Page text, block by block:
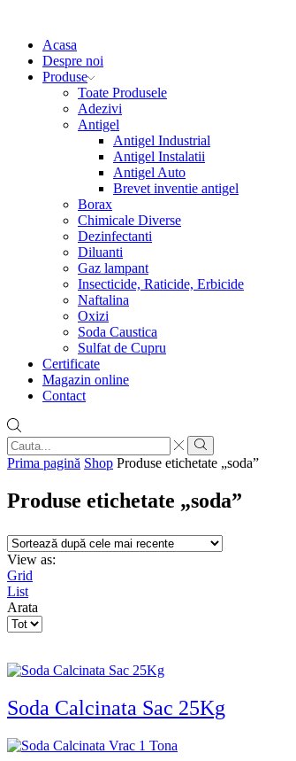
Acasa
Despre noi
Produse
Toate Produsele
Adezivi
Antigel
Antigel Industrial
Antigel Instalatii
Antigel Auto
Brevet inventie antigel
Borax
Chimicale Diverse
Dezinfectanti
Diluanti
Gaz lampant
Insecticide, Raticide, Erbicide
Naftalina
Oxizi
Soda Caustica
Sulfat de Cupru
Certificate
Magazin online
Contact
Search
input
Search
Prima pagină Shop Produse etichetate „soda”
Produse etichetate „soda”
View as:
Grid
List
Arata
Products
Soda Calcinata Sac 25Kg